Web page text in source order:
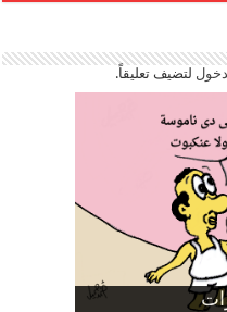
لتضيف تعليقاً.
مصر